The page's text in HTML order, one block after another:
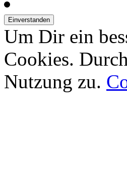
Um Dir ein
Cookies.
Nutzung zu.